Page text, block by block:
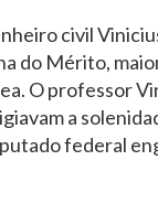
civil
do Mérito,
O professor
a
federal